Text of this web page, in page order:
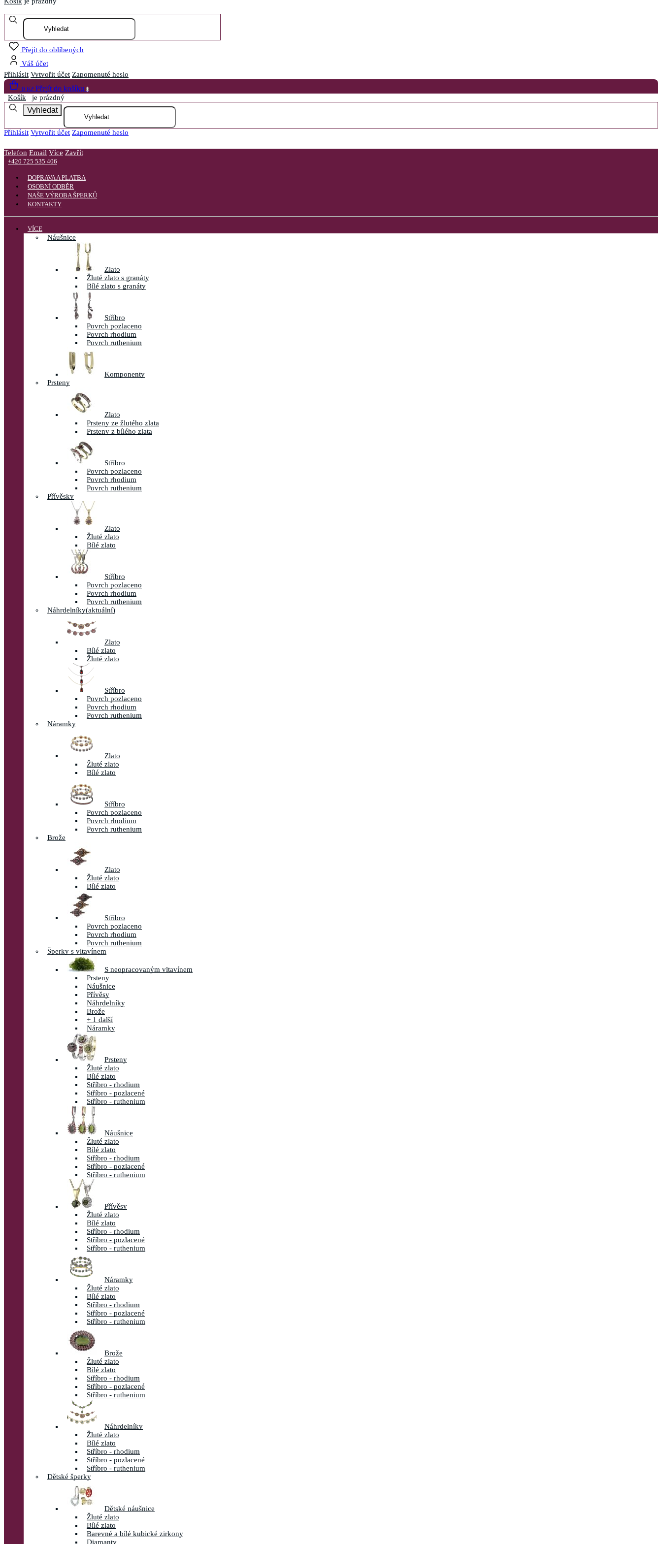
Přejít do oblíbených
Váš účet
Přihlásit Vytvořit účet Zapomenuté heslo
0 Kč Přejít do košíku 0
Košík je prázdný
Vyhledat
Přihlásit Vytvořit účet Zapomenuté heslo
Telefon Email Více Zavřít
+420 725 535 406
DOPRAVA A PLATBA
OSOBNÍ ODBĚR
NAŠE VÝROBA ŠPERKŮ
KONTAKTY
VÍCE
Náušnice
Zlato
Žluté zlato s granáty
Bílé zlato s granáty
Stříbro
Povrch pozlaceno
Povrch rhodium
Povrch ruthenium
Komponenty
Prsteny
Zlato
Prsteny ze žlutého zlata
Prsteny z bílého zlata
Stříbro
Povrch pozlaceno
Povrch rhodium
Povrch ruthenium
Přívěsky
Zlato
Žluté zlato
Bílé zlato
Stříbro
Povrch pozlaceno
Povrch rhodium
Povrch ruthenium
Náhrdelníky(aktuální)
Zlato
Bílé zlato
Žluté zlato
Stříbro
Povrch pozlaceno
Povrch rhodium
Povrch ruthenium
Náramky
Zlato
Žluté zlato
Bílé zlato
Stříbro
Povrch pozlaceno
Povrch rhodium
Povrch ruthenium
Brože
Zlato
Žluté zlato
Bílé zlato
Stříbro
Povrch pozlaceno
Povrch rhodium
Povrch ruthenium
Šperky s vltavínem
S neopracovaným vltavínem
Prsteny
Náušnice
Přívěsy
Náhrdelníky
Brože
+ 1 další
Náramky
Prsteny
Žluté zlato
Bílé zlato
Stříbro - rhodium
Stříbro - pozlacené
Stříbro - ruthenium
Náušnice
Žluté zlato
Bílé zlato
Stříbro - rhodium
Stříbro - pozlacené
Stříbro - ruthenium
Přívěsy
Žluté zlato
Bílé zlato
Stříbro - rhodium
Stříbro - pozlacené
Stříbro - ruthenium
Náramky
Žluté zlato
Bílé zlato
Stříbro - rhodium
Stříbro - pozlacené
Stříbro - ruthenium
Brože
Žluté zlato
Bílé zlato
Stříbro - rhodium
Stříbro - pozlacené
Stříbro - ruthenium
Náhrdelníky
Žluté zlato
Bílé zlato
Stříbro - rhodium
Stříbro - pozlacené
Stříbro - ruthenium
Dětské šperky
Dětské náušnice
Žluté zlato
Bílé zlato
Barevné a bílé kubické zirkony
Diamanty